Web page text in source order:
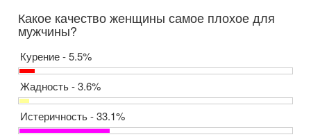
Какое качество женщины самое плохое для
мужчины?
Курение - 5.5%
Жадность - 3.6%
Истеричность - 33.1%